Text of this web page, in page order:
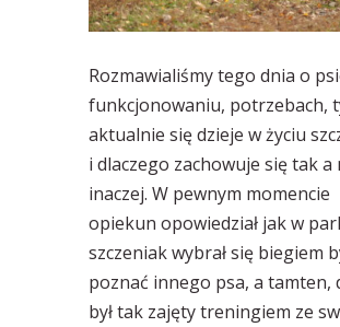
Rozmawialiśmy tego dnia o
funkcjonowaniu, potrzebach,
aktualnie się dzieje w życiu
i dlaczego zachowuje się tak a
inaczej. W pewnym momencie
opiekun opowiedział jak w
szczeniak wybrał się biegiem
poznać innego psa, a tamten,
był tak zajęty treningiem ze